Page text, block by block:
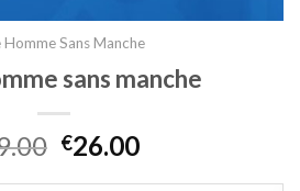
Homme Sans Manche
sans manche
€26.00